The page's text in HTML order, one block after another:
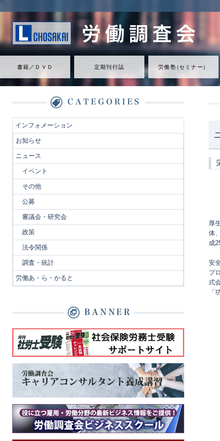
書籍／ＤＶＤ 定期刊行誌 労働塾（セミナ ー ）
厚
体
成
安
プ
式
「
インフォメーション
お知らせ
ニュース
イベント
その他
公募
審議会・研究会
政策
法令関係
調査・統計
労働あ・ら・かると